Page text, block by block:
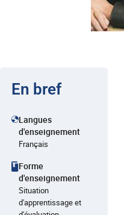
En bref
Langues
d'enseignement
Français
Forme
d'enseignement
Situation
d'apprentissage et